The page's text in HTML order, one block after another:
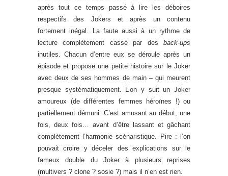
après tout ce temps passé à lire les déboires
respectifs des Jokers et après un contenu
fortement inégal. La faute aussi à un rythme de
lecture complètement cassé par des back-ups
inutiles. Chacun d’entre eux se déroule après un
épisode et propose une petite histoire sur le Joker
avec deux de ses hommes de main – qui meurent
presque systématiquement. L’on y suit un Joker
amoureux (de différentes femmes héroïnes !) ou
partiellement démuni. C’est amusant au début, une
fois, deux fois… avant d’être lassant et gâchant
complètement l’harmonie scénaristique. Pire : l’on
pouvait croire y déceler des explications sur le
fameux double du Joker à plusieurs reprises
(multivers ? clone ? sosie ?) mais il n’en est rien.